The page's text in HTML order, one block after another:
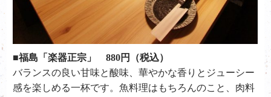
■福島「楽器正宗」 880円（税込）
バランスの良い甘味と酸味、華やかな香りとジューシー
感を楽しめる一杯です。魚料理はもちろんのこと、肉料